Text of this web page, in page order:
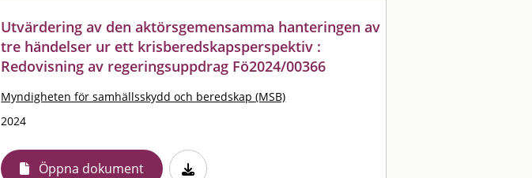
Utvärdering av den aktörsgemensamma hanteringen av
tre händelser ur ett krisberedskapsperspektiv :
Redovisning av regeringsuppdrag Fö2024/00366
Myndigheten för samhällsskydd och beredskap (MSB)
2024
Öppna dokument